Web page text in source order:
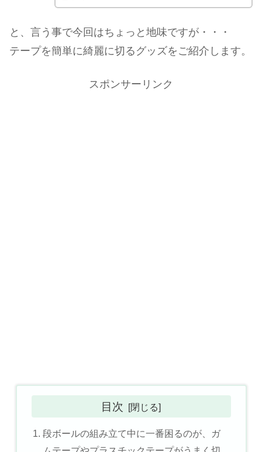
と、言う事で今回はちょっと地味ですが・・・
テープを簡単に綺麗に切るグッズをご紹介します。
スポンサーリンク
目次
段ボールの組み立て中に一番困るのが、ガ